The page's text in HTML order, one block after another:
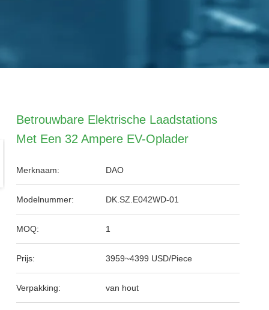
Betrouwbare Elektrische Laadstations
Met Een 32 Ampere EV-Oplader
Merknaam: DAO
Modelnummer: DK.SZ.E042WD-01
MOQ: 1
Prijs: 3959~4399 USD/Piece
Verpakking: van hout